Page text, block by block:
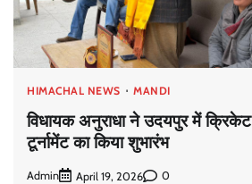
HIMACHAL NEWS MANDI
विधायक अनुराधा ने उदयपुर में क्रिकेट
टूर्नामेंट का किया शुभारंभ
Admin April 19, 2026 0